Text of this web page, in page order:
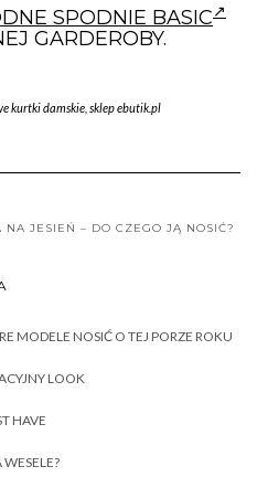
SPODNIE BASIC
GARDEROBY.
kurtki damskie, sklep ebutik.pl
NA JESIEŃ – DO CZEGO JĄ NOSIĆ?
MODELE NOSIĆ O TEJ PORZE ROKU
LOOK
HAVE